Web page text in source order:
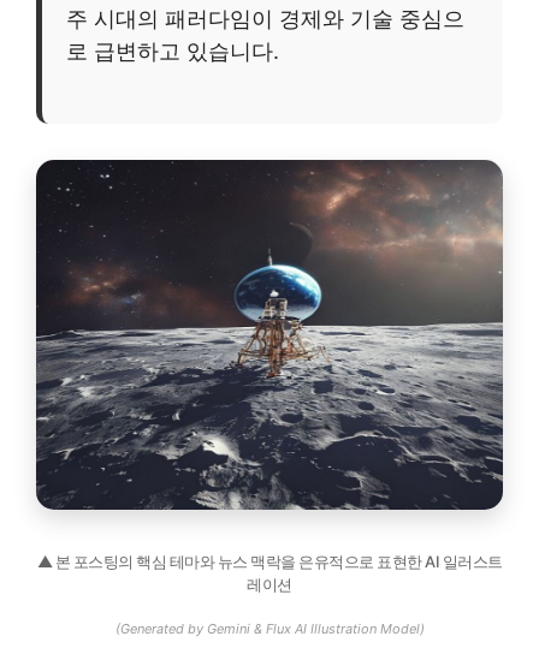
주 시대의 패러다임이 경제와 기술 중심으
로 급변하고 있습니다.
▲ 본 포스팅의 핵심 테마와 뉴스 맥락을 은유적으로 표현한 AI 일러스트
레이션
(Generated by Gemini & Flux AI Illustration Model)